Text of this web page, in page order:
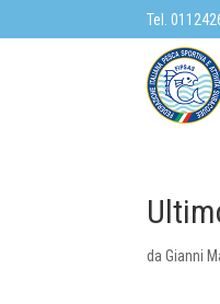
Tel.
daGianni